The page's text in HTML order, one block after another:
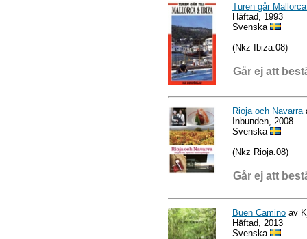
Turen går
Häftad, 1993
Svenska
(Nkz Ibiza.08)
Går ej att
Rioja och Navarra
Inbunden, 2008
Svenska
(Nkz Rioja.08)
Går ej att
Buen Camino av
Häftad, 2013
Svenska